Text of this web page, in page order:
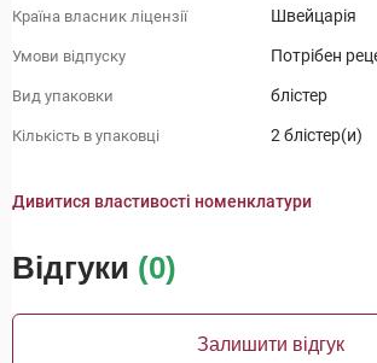
Країна власник ліцензії Швейцарія
Умови відпуску Потрібен
Вид упаковки блістер
Кількість в упаковці 2 блістер(и)
Дивитися властивості номенклатури
Відгуки (0)
Залишити відгук